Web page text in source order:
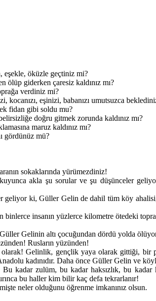
eşekle, öküzle geçtiniz mi?
ölüp giderken çaresiz kaldınız mı?
verdiniz mi?
kocanızı, eşinizi, babanızı umutsuzca
fidan gibi soldu mu?
doğru gitmek zorunda kaldınız mı?
maruz kaldınız mı?
gördünüz mü?
sokaklarında yürümezdiniz!
akla şu sorular ve şu düşünceler
geliyor ki, Güller Gelin de dahil tüm köy
insanın yüzlerce kilometre ötedeki
Gelinin altı çocuğundan dördü yolda
Rusların yüzünden!
Gelinlik, gençlik yaya olarak gittiği, bir
kadınıdır. Daha önce Güller Gelin ve
Bu kadar zulüm, bu kadar haksızlık, bu
bu haller kim bilir kaç defa tekrarlanır!
neler olduğunu öğrenme imkanınız olsun.